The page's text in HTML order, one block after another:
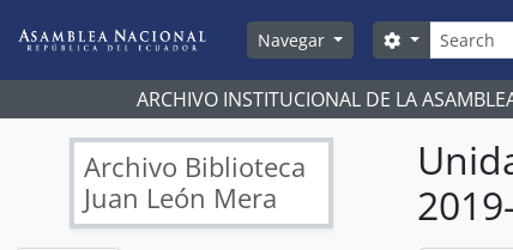
Navegar
Búsqueda
Search options
ARCHIVO INSTITUCIONAL DE LA
Archivo Biblioteca
Juan León Mera